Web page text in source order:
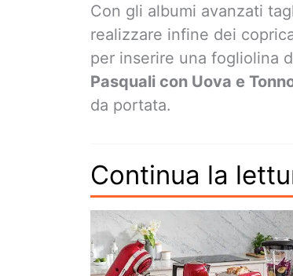
Con gli albumi avanzati
realizzare infine dei
per inserire una fogliolina
Pasquali con Uova e
da portata.
Continua la